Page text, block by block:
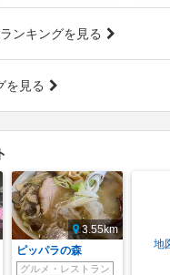
ンキングを見る
を見る
3.55km
ピッパラの森
グルメ・レストラン
地